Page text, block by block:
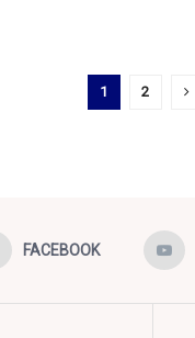
1 2
FACEBOOK